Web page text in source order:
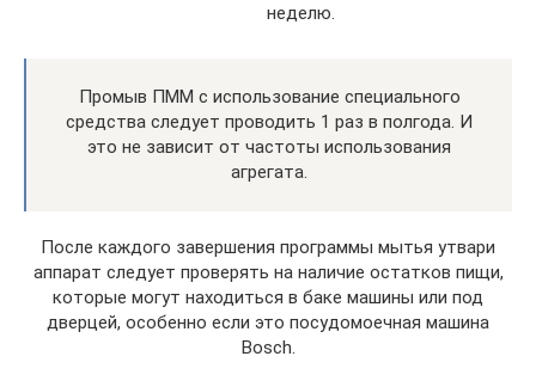
неделю.
Промыв ПММ с использование специального
средства следует проводить 1 раз в полгода. И
это не зависит от частоты использования
агрегата.
После каждого завершения программы мытья утвари
аппарат следует проверять на наличие остатков пищи,
которые могут находиться в баке машины или под
дверцей, особенно если это посудомоечная машина
Bosch.